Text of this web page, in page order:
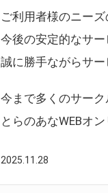
ご利用者様のニー
今後の安定的なサ
誠に勝手ながらサー
今まで多くのサー
とらのあなWEBオ
2025.11.28